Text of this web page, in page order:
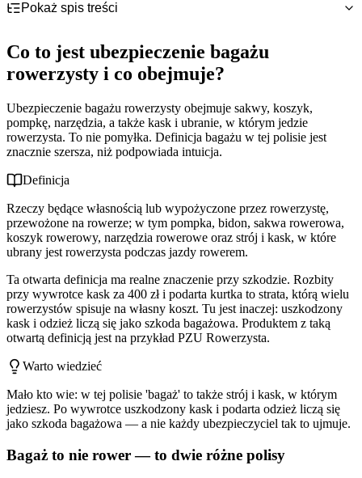
Pokaż spis treści
Bagaż kupisz tylko z casco
zdarzenia losowe
Polska domyślnie, świat za dopłatą
Zawody amatorskie — opcja za dopłatą
Czego ubezpieczenie bagażu rowerzysty NIE obejmuje (bez
nadzoru, kradzież, elektronika)
Franszyza 100 zł i wyłączenia przedmiotowe
5000 zł)
Bagaż to dodatek, więc patrz na całą polisę
Suma maleje po wypłacie
Casco roweru a ubezpieczenie bagażu — czym się różnią?
Najczęstsze błędy przy ubezpieczaniu bagażu rowerzysty
Jak udokumentować wartość bagażu i zgłosić szkodę krok po
Co to jest ubezpieczenie bagażu
rowerzysty i co obejmuje?
Ubezpieczenie bagażu rowerzysty obejmuje sakwy, koszyk,
pompkę, narzędzia, a także kask i ubranie, w którym jedzie
rowerzysta. To nie pomyłka. Definicja bagażu w tej polisie jest
znacznie szersza, niż podpowiada intuicja.
Definicja
Rzeczy będące własnością lub wypożyczone przez rowerzystę,
przewożone na rowerze; w tym pompka, bidon, sakwa rowerowa,
koszyk rowerowy, narzędzia rowerowe oraz strój i kask, w które
ubrany jest rowerzysta podczas jazdy rowerem.
Ta otwarta definicja ma realne znaczenie przy szkodzie. Rozbity
przy wywrotce kask za 400 zł i podarta kurtka to strata, którą wielu
rowerzystów spisuje na własny koszt. Tu jest inaczej: uszkodzony
kask i odzież liczą się jako szkoda bagażowa. Produktem z taką
otwartą definicją jest na przykład PZU Rowerzysta.
Warto wiedzieć
Mało kto wie: w tej polisie 'bagaż' to także strój i kask, w którym
jedziesz. Po wywrotce uszkodzony kask i podarta odzież liczą się
jako szkoda bagażowa — a nie każdy ubezpieczyciel tak to ujmuje.
Bagaż to nie rower — to dwie różne polisy